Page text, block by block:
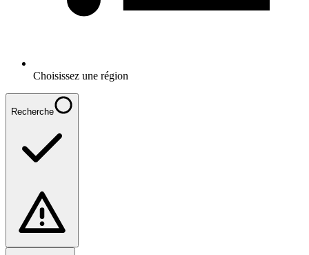
Choisissez une région
Recherche